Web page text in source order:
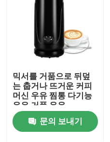
공장 투어
품질 관리
연락처
뉴스
믹서를 거품으로 뒤덮
는 춥거나 뜨거운 커피
머신 우유 찜통 다기능
우유 거품 우유
문의 보내기